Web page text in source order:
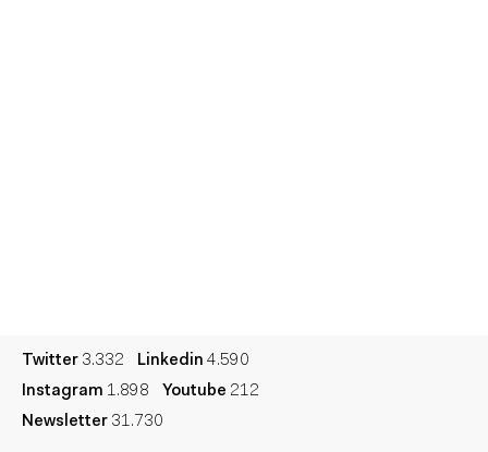
Twitter 3.332 Linkedin 4.590
Instagram 1.898 Youtube 212
Newsletter 31.730